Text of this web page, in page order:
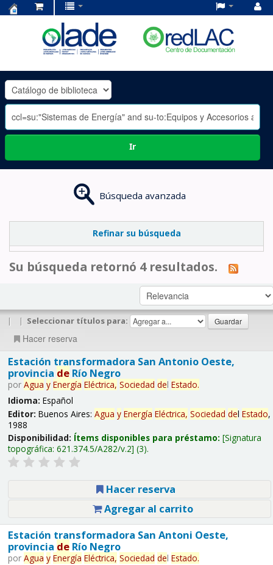
OLADE
-
Ir
Búsqueda avanzada
Refinar su búsqueda
Su búsqueda retornó 4 resultados.
| | Seleccionar títulos para:
Hacer reserva
Estación transformadora San Antonio Oeste,
provincia deRío Negro
por Agua y Energía Eléctrica, Sociedad del Estado.
Idioma: Español
Editor: Buenos Aires: Agua y Energía Eléctrica, Sociedad del Estado,
1988
Disponibilidad: Ítems disponibles para préstamo: Signatura
topográfica: 621.374.5/A282/v.2 (3).
Hacer reserva
Agregar al carrito
Estación transformadora San Antoni Oeste,
provincia deRío Negro
por Agua y Energía Eléctrica, Sociedad del Estado.